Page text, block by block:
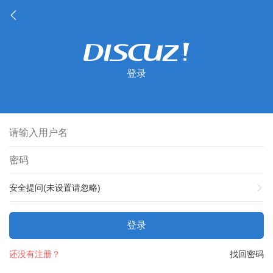
登录
安全提问(未设置请忽略)
登录
找回密码
还没有注册？